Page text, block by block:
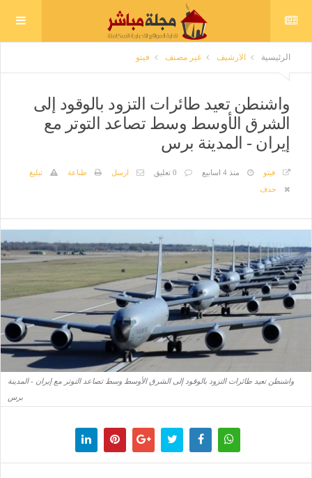
الرئيسية الارشيف غير مصنف فيتو
واشنطن تعيد طائرات التزود بالوقود إلى
الشرق الأوسط وسط تصاعد التوتر مع
إيران - المدينة برس
فيتو منذ 4 اسابيع 0 تعليق ارسل طباعة
تبليغ
حذف
واشنطن تعيد طائرات التزود بالوقود إلى الشرق الأوسط وسط تصاعد التوتر مع إيران - المدينة
برس